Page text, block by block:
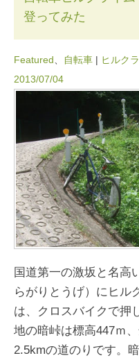
登ってみた
Featured、 自転車 | ヒルク
2013/07/04
国道第一の激坂と名高
らがりとうげ）にヒル
は、クロスバイクで押
地の暗峠は標高447ｍ
2.5kmの道のりです。